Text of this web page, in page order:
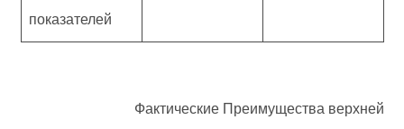
показателей
Фактические Преимущества верхней